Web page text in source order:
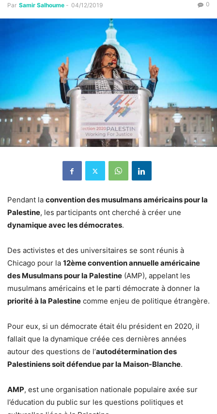
Par Samir Salhoume - 04/12/2019 0
Pendant la convention des musulmans américains pour la
Palestine, les participants ont cherché à créer une
dynamique avec les démocrates.
Des activistes et des universitaires se sont réunis à
Chicago pour la 12ème convention annuelle américaine
des Musulmans pour la Palestine (AMP), appelant les
musulmans américains et le parti démocrate à donner la
priorité à la Palestine comme enjeu de politique étrangère.
Pour eux, si un démocrate était élu président en 2020, il
fallait que la dynamique créée ces dernières années
autour des questions de l’autodétermination des
Palestiniens soit défendue par la Maison-Blanche.
AMP, est une organisation nationale populaire axée sur
l’éducation du public sur les questions politiques et